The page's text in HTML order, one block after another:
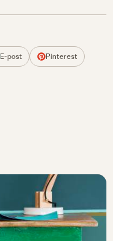
E-post Pinterest